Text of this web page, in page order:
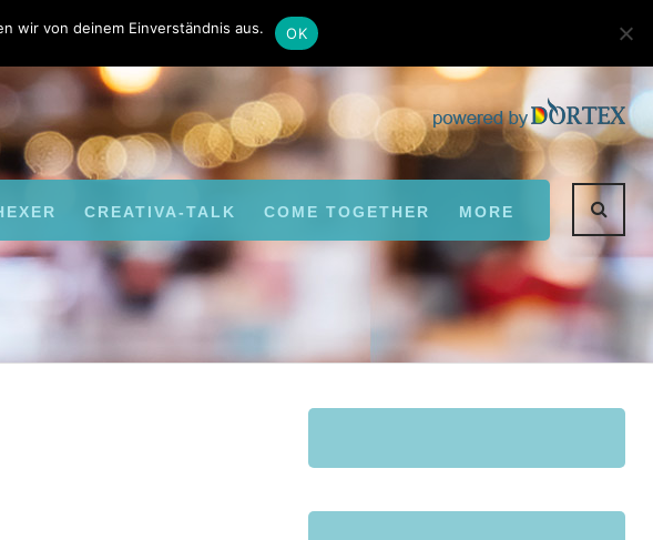
Autoren
CREATIVA-TALK COME TOGETHER MORE
wir von deinem Einverständnis aus. OK